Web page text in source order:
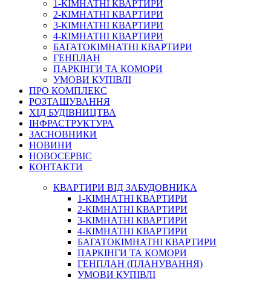
1-КІМНАТНІ КВАРТИРИ
2-КІМНАТНІ КВАРТИРИ
3-КІМНАТНІ КВАРТИРИ
4-КІМНАТНІ КВАРТИРИ
БАГАТОКІМНАТНІ КВАРТИРИ
ГЕНПЛАН
ПАРКІНГИ ТА КОМОРИ
УМОВИ КУПІВЛІ
ПРО КОМПЛЕКС
РОЗТАШУВАННЯ
ХІД БУДІВНИЦТВА
ІНФРАСТРУКТУРА
ЗАСНОВНИКИ
НОВИНИ
НОВОСЕРВІС
КОНТАКТИ
КВАРТИРИ ВІД ЗАБУДОВНИКА
1-КІМНАТНІ КВАРТИРИ
2-КІМНАТНІ КВАРТИРИ
3-КІМНАТНІ КВАРТИРИ
4-КІМНАТНІ КВАРТИРИ
БАГАТОКІМНАТНІ КВАРТИРИ
ПАРКІНГИ ТА КОМОРИ
ГЕНПЛАН (ПЛАНУВАННЯ)
УМОВИ КУПІВЛІ